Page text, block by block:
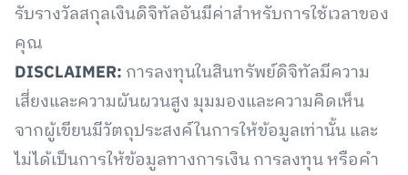
รับรางวัลสกุลเงินดิจิทัลอันมีค่าสำหรับการใช้เวลาของ
คุณ
DISCLAIMER: การลงทุนในสินทรัพย์ดิจิทัลมีความ
เสี่ยงและความผันผวนสูง มุมมองและความคิดเห็น
จากผู้เขียนมีวัตถุประสงค์ในการให้ข้อมูลเท่านั้น และ
ไม่ได้เป็นการให้ข้อมูลทางการเงิน การลงทุน หรือคำ